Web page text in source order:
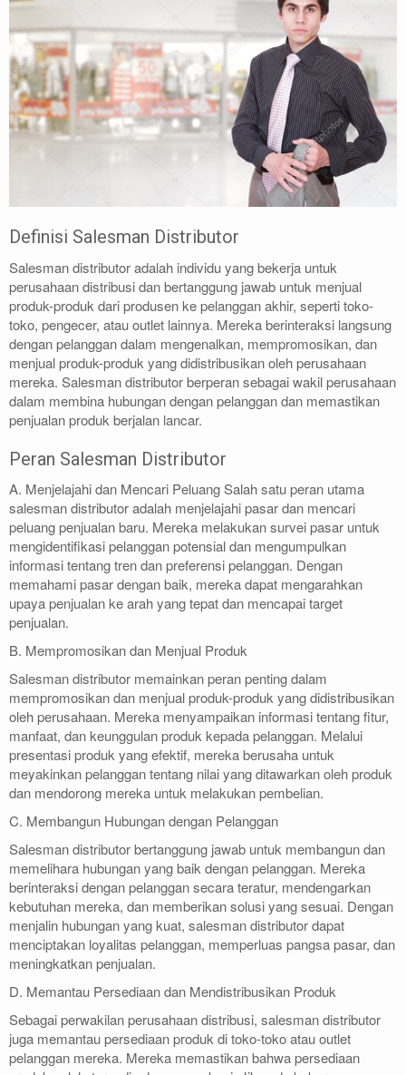
Definisi Salesman Distributor
Salesman distributor adalah individu yang bekerja untuk
perusahaan distribusi dan bertanggung jawab untuk menjual
produk-produk dari produsen ke pelanggan akhir, seperti toko-
toko, pengecer, atau outlet lainnya. Mereka berinteraksi langsung
dengan pelanggan dalam mengenalkan, mempromosikan, dan
menjual produk-produk yang didistribusikan oleh perusahaan
mereka. Salesman distributor berperan sebagai wakil perusahaan
dalam membina hubungan dengan pelanggan dan memastikan
penjualan produk berjalan lancar.
Peran Salesman Distributor
A. Menjelajahi dan Mencari Peluang Salah satu peran utama
salesman distributor adalah menjelajahi pasar dan mencari
peluang penjualan baru. Mereka melakukan survei pasar untuk
mengidentifikasi pelanggan potensial dan mengumpulkan
informasi tentang tren dan preferensi pelanggan. Dengan
memahami pasar dengan baik, mereka dapat mengarahkan
upaya penjualan ke arah yang tepat dan mencapai target
penjualan.
B. Mempromosikan dan Menjual Produk
Salesman distributor memainkan peran penting dalam
mempromosikan dan menjual produk-produk yang didistribusikan
oleh perusahaan. Mereka menyampaikan informasi tentang fitur,
manfaat, dan keunggulan produk kepada pelanggan. Melalui
presentasi produk yang efektif, mereka berusaha untuk
meyakinkan pelanggan tentang nilai yang ditawarkan oleh produk
dan mendorong mereka untuk melakukan pembelian.
C. Membangun Hubungan dengan Pelanggan
Salesman distributor bertanggung jawab untuk membangun dan
memelihara hubungan yang baik dengan pelanggan. Mereka
berinteraksi dengan pelanggan secara teratur, mendengarkan
kebutuhan mereka, dan memberikan solusi yang sesuai. Dengan
menjalin hubungan yang kuat, salesman distributor dapat
menciptakan loyalitas pelanggan, memperluas pangsa pasar, dan
meningkatkan penjualan.
D. Memantau Persediaan dan Mendistribusikan Produk
Sebagai perwakilan perusahaan distribusi, salesman distributor
juga memantau persediaan produk di toko-toko atau outlet
pelanggan mereka. Mereka memastikan bahwa persediaan